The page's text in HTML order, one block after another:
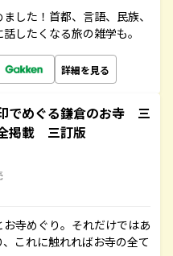
した！首都、言語、民族、
したくなる旅の雑学も。
詳細を見る
でめぐる鎌倉のお寺 三
掲載 三訂版
寺めぐり。それだけではあ
これに触れればお寺の全て